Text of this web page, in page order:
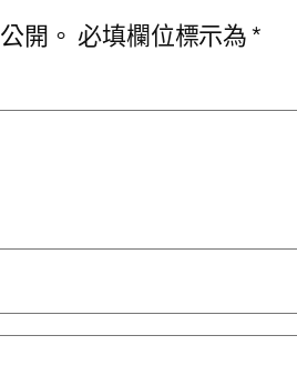
開。 必填欄位標示為*